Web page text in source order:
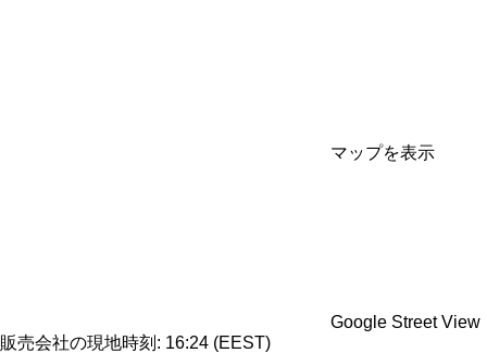
マップを表示
Google Street View
販売会社の現地時刻: 16:24 (EEST)